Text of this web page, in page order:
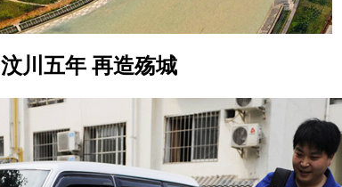
汶川五年 再造殇城